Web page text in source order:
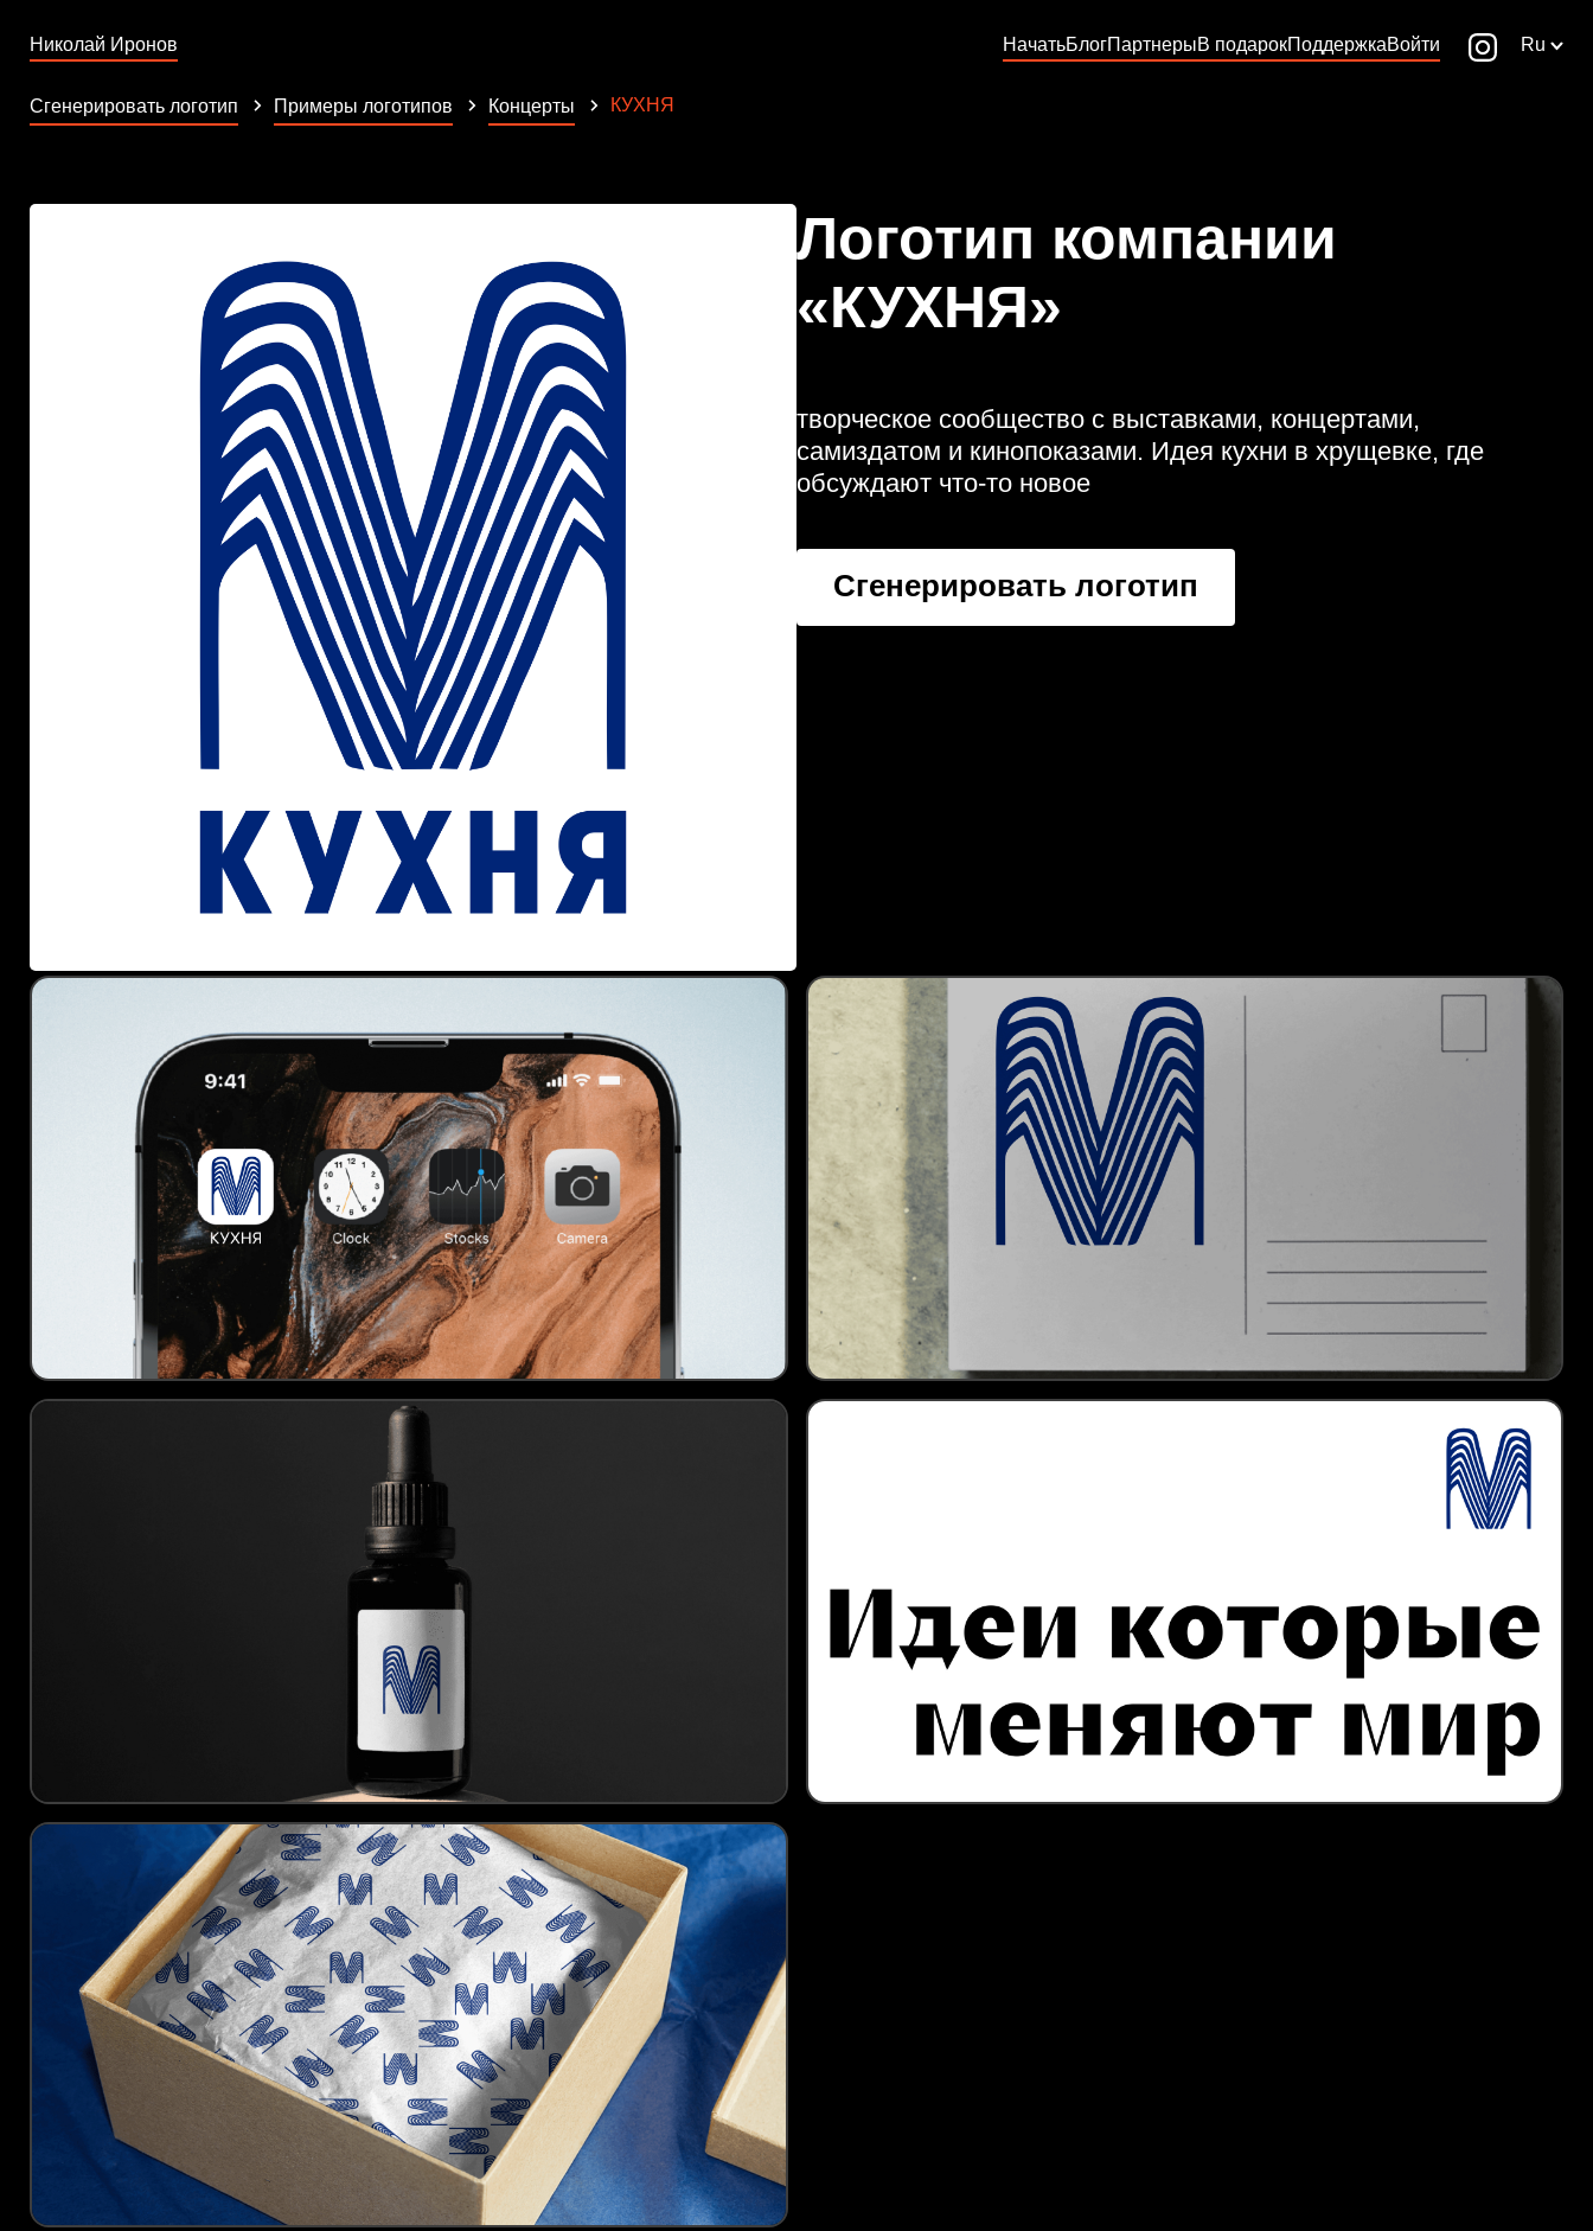
Николай Иронов НачатьБлогПартнерыВ подарокПоддержкаВойти Ru
Сгенерировать логотип Примеры логотипов Концерты КУХНЯ
Логотип компании
«КУХНЯ»
творческое сообщество с выставками, концертами,
самиздатом и кинопоказами. Идея кухни в хрущевке, где
обсуждают что-то новое
Сгенерировать логотип